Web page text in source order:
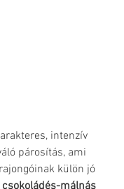
intenzív
párosítás, ami
külön jó